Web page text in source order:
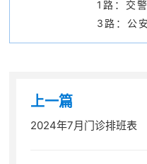
1路：交
3路：
上一篇
2024年7月门诊排班表